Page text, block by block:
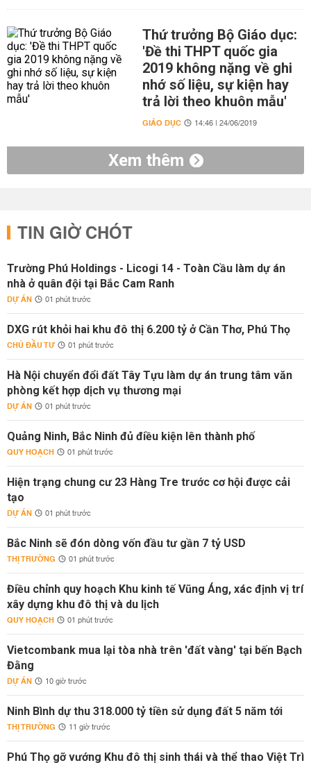
Thứ trưởng Bộ Giáo dục:
'Đề thi THPT quốc gia
2019 không nặng về ghi
nhớ số liệu, sự kiện hay
trả lời theo khuôn mẫu'
GIÁO DỤC 14:46 | 24/06/2019
Xem thêm
TIN GIỜ CHÓT
Trường Phú Holdings - Licogi 14 - Toàn Cầu làm dự án
nhà ở quân đội tại Bắc Cam Ranh
DỰ ÁN 01 phút trước
DXG rút khỏi hai khu đô thị 6.200 tỷ ở Cần Thơ, Phú Thọ
CHỦ ĐẦU TƯ 01 phút trước
Hà Nội chuyển đổi đất Tây Tựu làm dự án trung tâm văn
phòng kết hợp dịch vụ thương mại
DỰ ÁN 01 phút trước
Quảng Ninh, Bắc Ninh đủ điều kiện lên thành phố
QUY HOẠCH 01 phút trước
Hiện trạng chung cư 23 Hàng Tre trước cơ hội được cải
tạo
DỰ ÁN 01 phút trước
Bắc Ninh sẽ đón dòng vốn đầu tư gần 7 tỷ USD
THỊ TRƯỜNG 01 phút trước
Điều chỉnh quy hoạch Khu kinh tế Vũng Áng, xác định vị trí
xây dựng khu đô thị và du lịch
QUY HOẠCH 01 phút trước
Vietcombank mua lại tòa nhà trên 'đất vàng' tại bến Bạch
Đằng
DỰ ÁN 10 giờ trước
Ninh Bình dự thu 318.000 tỷ tiền sử dụng đất 5 năm tới
THỊ TRƯỜNG 11 giờ trước
Phú Thọ gỡ vướng Khu đô thị sinh thái và thể thao Việt Trì